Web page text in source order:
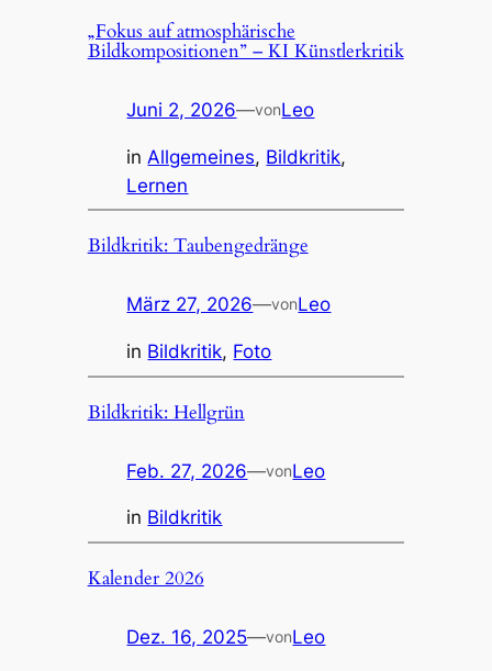
„Fokus auf atmosphärische
Bildkompositionen” – KI Künstlerkritik
Juni 2, 2026—vonLeo
in Allgemeines, Bildkritik
Lernen
Bildkritik: Taubengedränge
März 27, 2026—vonLeo
in Bildkritik, Foto
Bildkritik: Hellgrün
Feb. 27, 2026—vonLeo
in Bildkritik
Kalender 2026
Dez. 16, 2025—vonLeo